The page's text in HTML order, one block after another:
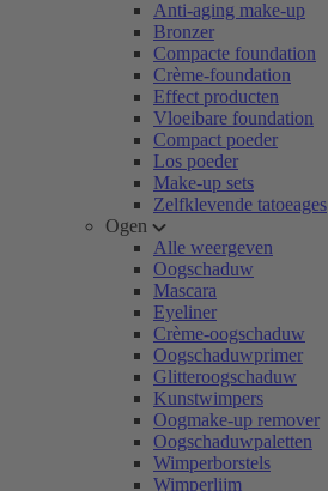
Anti-aging make-up
Bronzer
Compacte foundation
Crème-foundation
Effect producten
Vloeibare foundation
Compact poeder
Los poeder
Make-up sets
Zelfklevende tatoeages
Ogen
Alle weergeven
Oogschaduw
Mascara
Eyeliner
Crème-oogschaduw
Oogschaduwprimer
Glitteroogschaduw
Kunstwimpers
Oogmake-up remover
Oogschaduwpaletten
Wimperborstels
Wimperlijm